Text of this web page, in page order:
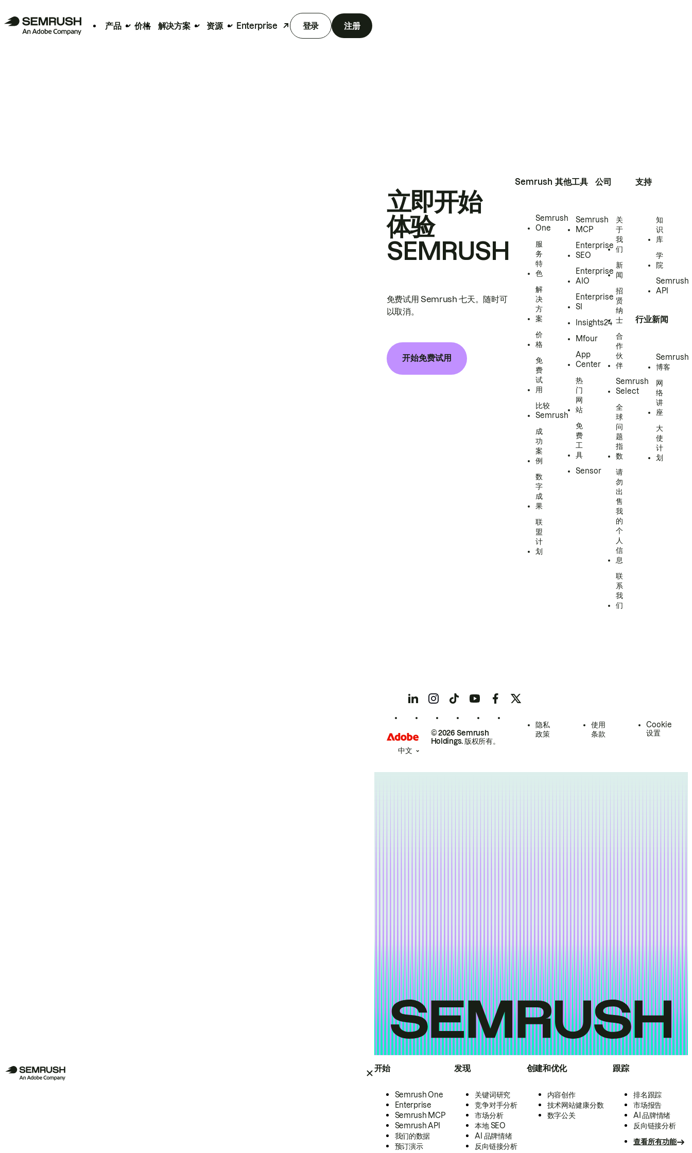
产品 价格 解决方案 资源 Enterprise 登录 注册
开始
Semrush One
Enterprise
Semrush MCP
Semrush API
我们的数据
预订演示
发现
关键词研究
竞争对手分析
市场分析
本地 SEO
AI 品牌情绪
反向链接分析
创建和优化
内容创作
技术网站健康分数
数字公关
跟踪
排名跟踪
市场报告
AI 品牌情绪
反向链接分析
查看所有功能
立即开始
体验
SEMRUSH
免费试用 Semrush 七天。随时可
以取消。
开始免费试用
Semrush
Semrush
One
服
务
特
色
解
决
方
案
价
格
免
费
试
用
比较
Semrush
成
功
案
例
数
字
成
果
联
盟
计
划
其他工具
Semrush
MCP
Enterprise
SEO
Enterprise
AIO
Enterprise
SI
Insights24
Mfour
App
Center
热
门
网
站
免
费
工
具
Sensor
公司
关
于
我
们
新
闻
招
贤
纳
士
合
作
伙
伴
Semrush
Select
全
球
问
题
指
数
请
勿
出
售
我
的
个
人
信
息
联
系
我
们
支持
知
识
库
学
院
Semrush
API
行业新闻
Semrush
博客
网
络
讲
座
大
使
计
划
© 2026 Semrush
Holdings. 版权所有。
隐私
政策
使用
条款
Cookie
设置
中文